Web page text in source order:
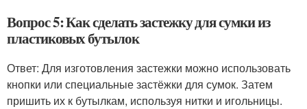
Вопрос 5: Как сделать застежку для сумки из
пластиковых бутылок
Ответ: Для изготовления застежки можно использовать
кнопки или специальные застёжки для сумок. Затем
пришить их к бутылкам, используя нитки и игольницы.